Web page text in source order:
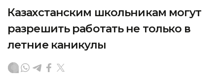
Казахстанским школьникам могут
разрешить работать не только в
летние каникулы